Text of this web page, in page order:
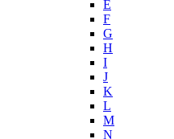
E
F
G
H
I
J
K
L
M
N